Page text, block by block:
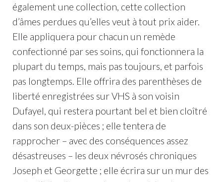
également une collection, cette collection
d’âmes perdues qu’elles veut à tout prix aider.
Elle appliquera pour chacun un remède
confectionné par ses soins, qui fonctionnera la
plupart du temps, mais pas toujours, et parfois
pas longtemps. Elle offrira des parenthèses de
liberté enregistrées sur VHS à son voisin
Dufayel, qui restera pourtant bel et bien cloîtré
dans son deux-pièces ; elle tentera de
rapprocher – avec des conséquences assez
désastreuses – les deux névrosés chroniques
Joseph et Georgette ; elle écrira sur un mur des